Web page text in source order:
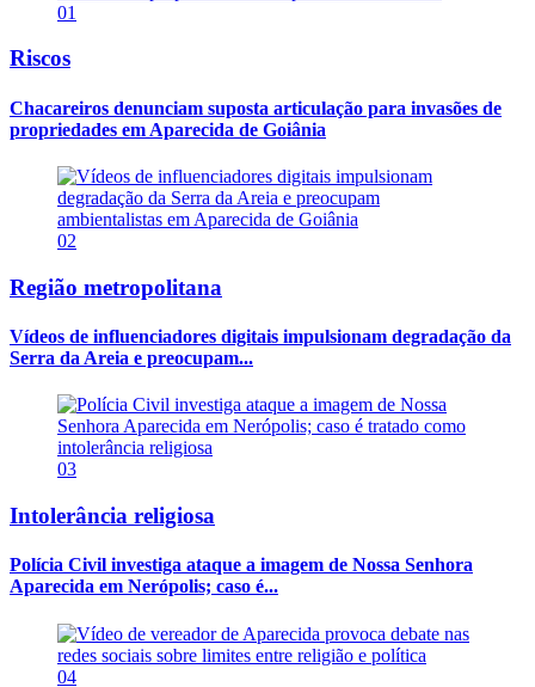
01
Riscos
Chacareiros denunciam suposta articulação para invasões de
propriedades em Aparecida de Goiânia
02
Região metropolitana
Vídeos de influenciadores digitais impulsionam degradação da
Serra da Areia e preocupam...
03
Intolerância religiosa
Polícia Civil investiga ataque a imagem de Nossa Senhora
Aparecida em Nerópolis; caso é...
04